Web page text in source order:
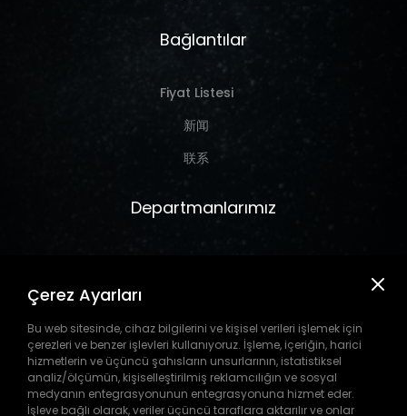
Bağlantılar
Fiyat Listesi
新闻
联系
Departmanlarımız
Takım Tezgahı
Pil
Çerez Ayarları
Bu web sitesinde, cihaz bilgilerini ve kişisel verileri işlemek için
çerezleri ve benzer işlevleri kullanıyoruz. İşleme, içeriğin, harici
hizmetlerin ve üçüncü şahısların unsurlarının, istatistiksel
analiz/ölçümün, kişiselleştirilmiş reklamcılığın ve sosyal
medyanın entegrasyonunun entegrasyonuna hizmet eder.
İşleve bağlı olarak, veriler üçüncü taraflara aktarılır ve onlar